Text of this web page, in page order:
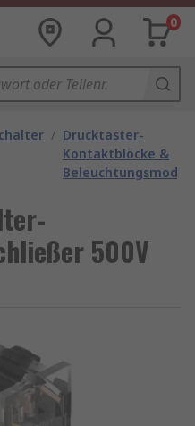
0
/ Drucktaster-
Kontaktblöcke &
500V